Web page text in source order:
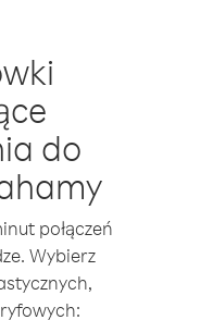
do
połączeń
Wybierz